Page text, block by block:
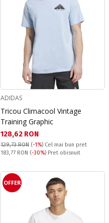
ADIDAS
Tricou Climacool Vintage
Training Graphic
Текуща цена:
128,62 RON
129,73 RON (-1%) Cel mai bun pret
Pret obisnuit:
183,77 RON (-30%) Pret obisnuit
OFFER